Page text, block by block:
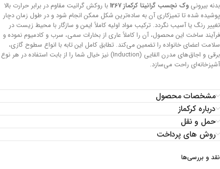
بدنه بیرونیوک نچسب گرانیتا کرکماز 1267
با روکش گرانیت مقاوم در برابر حرارت بالا
پوشیده شده تا تمیزکاری آن به ساده‌ترین شکل ممکن انجام شود و در طول زمان دچار
تغییر رنگ یا آسیب نگردد. ترکیب مواد اولیه کاملاً ایمن و سازگار با محیط زیست در
فرآیند ساخت این محصول، آن را کاملاً عاری از بخارات سمی، سرب و کادمیوم نموده و
سلامت اعضای خانواده را تضمین می‌کند. تطابق کامل این تابه با انواع سطوح گازی،
برقی و اجاق‌های مدرن القایی (Induction) نیز خیال شما را از بابت استفاده در هر نوع
آشپزخانه‌ای راحت می‌سازد.
مشخصات محصول
درباره کرکماز
حمل و نقل
روش های پرداخت
نقد و بررسی‌ها